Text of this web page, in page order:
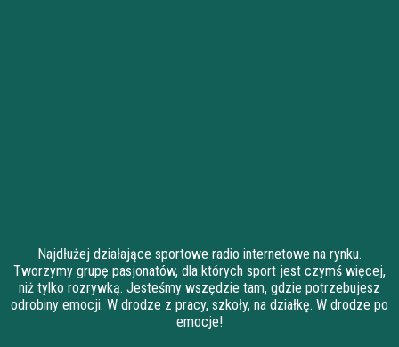
Najdłużej działające sportowe radio internetowe na rynku.
Tworzymy grupę pasjonatów, dla których sport jest czymś więcej,
niż tylko rozrywką. Jesteśmy wszędzie tam, gdzie potrzebujesz
odrobiny emocji. W drodze z pracy, szkoły, na działkę. W drodze po
emocje!